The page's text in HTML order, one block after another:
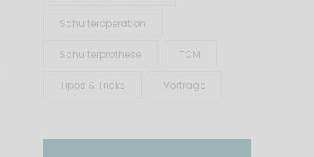
Schulteroperation
Schulterprothese TCM
Tipps & Tricks Vorträge